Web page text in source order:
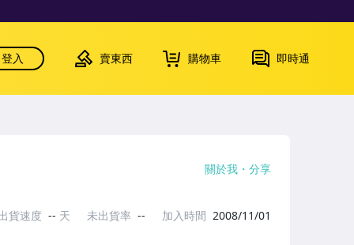
登入 賣東西 購物車 即時通
關於我 分享
貨速度 -- 天 未出貨率 -- 加入時間 2008/11/01